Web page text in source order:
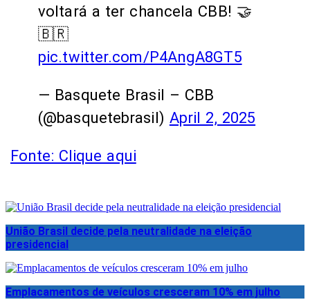
voltará a ter chancela CBB! 🤝
🇧🇷
pic.twitter.com/P4AngA8GT5
— Basquete Brasil – CBB
(@basquetebrasil) April 2, 2025
Fonte: Clique aqui
União Brasil decide pela neutralidade na eleição
presidencial
Emplacamentos de veículos cresceram 10% em julho